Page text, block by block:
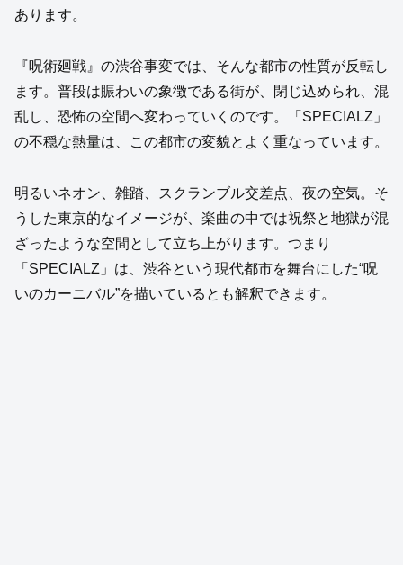
あります。
『呪術廻戦』の渋谷事変では、そんな都市の性質が反転し
ます。普段は賑わいの象徴である街が、閉じ込められ、混
乱し、恐怖の空間へ変わっていくのです。「SPECIALZ」
の不穏な熱量は、この都市の変貌とよく重なっています。
明るいネオン、雑踏、スクランブル交差点、夜の空気。そ
うした東京的なイメージが、楽曲の中では祝祭と地獄が混
ざったような空間として立ち上がります。つまり
「SPECIALZ」は、渋谷という現代都市を舞台にした“呪
いのカーニバル”を描いているとも解釈できます。